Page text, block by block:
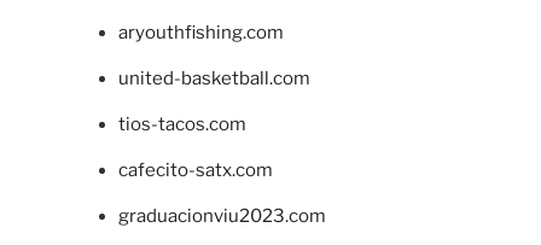
aryouthfishing.com
united-basketball.com
tios-tacos.com
cafecito-satx.com
graduacionviu2023.com